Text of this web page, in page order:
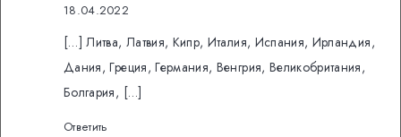
18.04.2022
[…] Литва, Латвия, Кипр, Италия, Испания, Ирландия,
Дания, Греция, Германия, Венгрия, Великобритания,
Болгария, […]
Ответить